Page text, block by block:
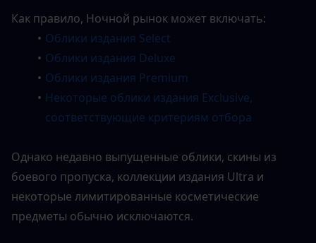
Как правило, Ночной рынок может включать:
Облики издания Select
Облики издания Deluxe
Облики издания Premium
Некоторые облики издания Exclusive,
соответствующие критериям отбора
Однако недавно выпущенные облики, скины из
боевого пропуска, коллекции издания Ultra и
некоторые лимитированные косметические
предметы обычно исключаются.